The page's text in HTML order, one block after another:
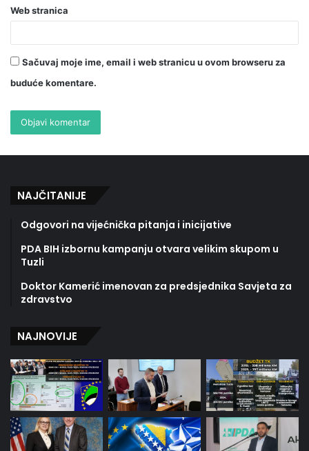
Web stranica
Sačuvaj moje ime, email i web stranicu u ovom browseru za
buduće komentare.
NAJČITANIJE
Odgovori na vijećnička pitanja i inicijative
PDA BIH izbornu kampanju otvara velikim skupom u
Tuzli
Doktor Kamerić imenovan za predsjednika Savjeta za
zdravstvo
NAJNOVIJE